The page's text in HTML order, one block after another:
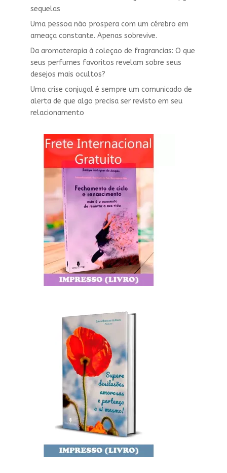
sequelas
Uma pessoa não prospera com um cérebro em
ameaça constante. Apenas sobrevive.
Da aromaterapia à coleçao de fragrancias: O que
seus perfumes favoritos revelam sobre seus
desejos mais ocultos?
Uma crise conjugal é sempre um comunicado de
alerta de que algo precisa ser revisto em seu
relacionamento